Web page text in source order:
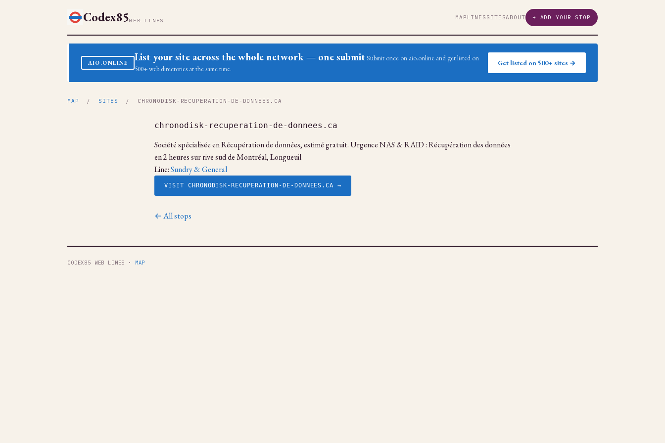
Codex85WEB LINES MAP LINES SITESABOUT + ADD YOUR STOP
AIO.ONLINE List your site across the whole network — one submit Submit once on aio.online and get listed on
500+ web directories at the same time.
Get listed on 500+ sites →
MAP / SITES / CHRONODISK-RECUPERATION-DE-DONNEES.CA
chronodisk-recuperation-de-donnees.ca
Société spécialisée en Récupération de données, estimé gratuit. Urgence NAS & RAID : Récupération des données
en 2 heures sur rive sud de Montréal, Longueuil
Line:Sundry & General
VISIT CHRONODISK-RECUPERATION-DE-DONNEES.CA →
← All stops
CODEX85 WEB LINES · MAP